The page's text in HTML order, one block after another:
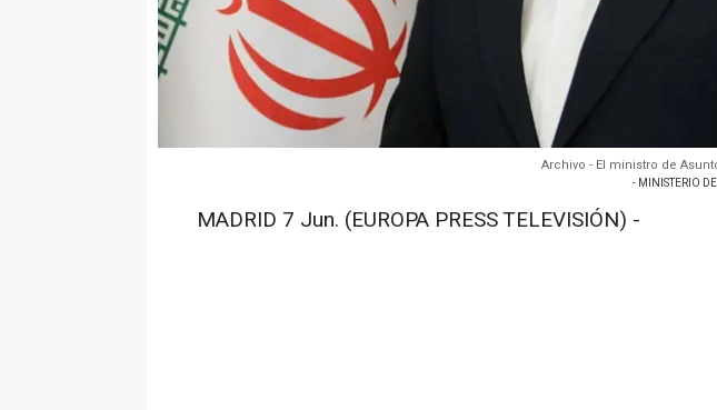
Archivo - El ministro de
- MINISTERIO
MADRID 7 Jun. (EUROPA PRESS TELEVISIÓN) -